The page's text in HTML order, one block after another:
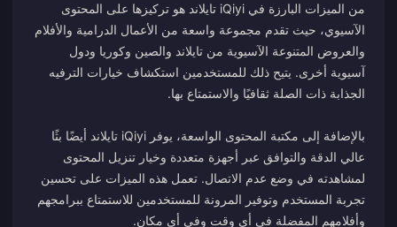
من الميزات البارزة في iQiyi تايلاند هو تركيزها على المحتوى
الآسيوي، حيث تقدم مجموعة واسعة من الأعمال الدرامية والأفلام
والعروض المتنوعة الآسيوية من تايلاند والصين وكوريا ودول
آسيوية أخرى. يتيح ذلك للمستخدمين استكشاف خيارات الترفيه
بالإضافة إلى مكتبة المحتوى الواسعة، يوفر iQiyi تايلاند أيضًا بثًا
عالي الدقة والتوافق عبر أجهزة متعددة وخيار تنزيل المحتوى
لمشاهدته في وضع عدم الاتصال. تعمل هذه الميزات على تحسين
تجربة المستخدم وتوفير المرونة للمستخدمين للاستمتاع ببرامجهم